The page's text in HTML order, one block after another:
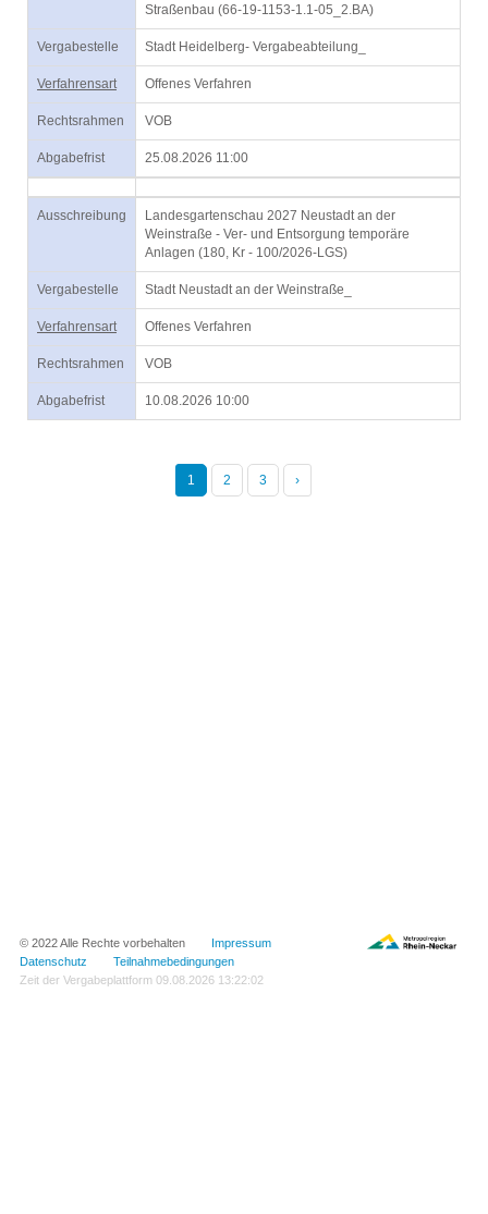
Straßenbau (66-19-1153-1.1-05_2.BA)
Vergabestelle Stadt Heidelberg- Vergabeabteilung_
Verfahrensart Offenes Verfahren
Rechtsrahmen VOB
Abgabefrist 25.08.2026 11:00
Ausschreibung
Landesgartenschau 2027 Neustadt an der
Weinstraße - Ver- und Entsorgung temporäre
Anlagen (180, Kr - 100/2026-LGS)
Vergabestelle Stadt Neustadt an der Weinstraße_
Verfahrensart Offenes Verfahren
Rechtsrahmen VOB
Abgabefrist 10.08.2026 10:00
1 2 3 ›
© 2022 Alle Rechte vorbehalten Impressum
Datenschutz
Teilnahmebedingungen
Zeit der Vergabeplattform 09.08.2026 13:22:02